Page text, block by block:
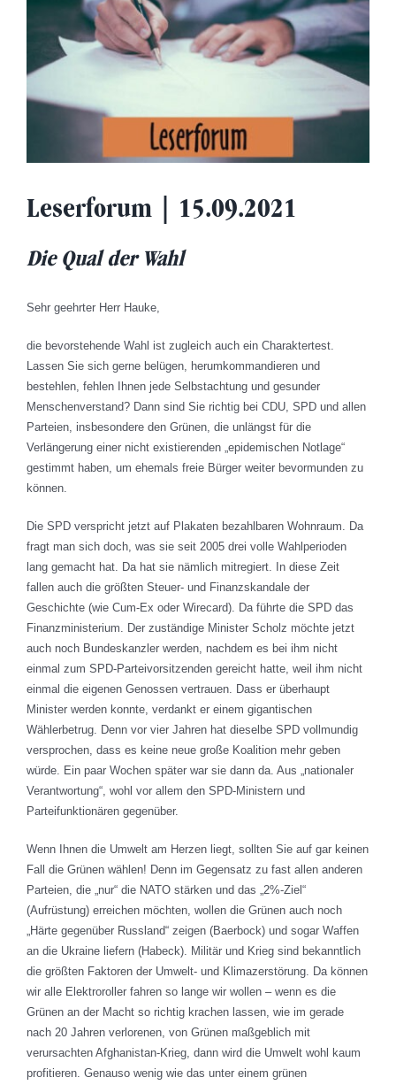
Leserforum | 15.09.2021
Die Qual der Wahl
Sehr geehrter Herr Hauke,
die bevorstehende Wahl ist zugleich auch ein Charaktertest.
Lassen Sie sich gerne belügen, herumkommandieren und
bestehlen, fehlen Ihnen jede Selbstachtung und gesunder
Menschenverstand? Dann sind Sie richtig bei CDU, SPD und allen
Parteien, insbesondere den Grünen, die unlängst für die
Verlängerung einer nicht existierenden „epidemischen Notlage“
gestimmt haben, um ehemals freie Bürger weiter bevormunden zu
können.
Die SPD verspricht jetzt auf Plakaten bezahlbaren Wohnraum. Da
fragt man sich doch, was sie seit 2005 drei volle Wahlperioden
lang gemacht hat. Da hat sie nämlich mitregiert. In diese Zeit
fallen auch die größten Steuer- und Finanzskandale der
Geschichte (wie Cum-Ex oder Wirecard). Da führte die SPD das
Finanzministerium. Der zuständige Minister Scholz möchte jetzt
auch noch Bundeskanzler werden, nachdem es bei ihm nicht
einmal zum SPD-Parteivorsitzenden gereicht hatte, weil ihm nicht
einmal die eigenen Genossen vertrauen. Dass er überhaupt
Minister werden konnte, verdankt er einem gigantischen
Wählerbetrug. Denn vor vier Jahren hat dieselbe SPD vollmundig
versprochen, dass es keine neue große Koalition mehr geben
würde. Ein paar Wochen später war sie dann da. Aus „nationaler
Verantwortung“, wohl vor allem den SPD-Ministern und
Parteifunktionären gegenüber.
Wenn Ihnen die Umwelt am Herzen liegt, sollten Sie auf gar keinen
Fall die Grünen wählen! Denn im Gegensatz zu fast allen anderen
Parteien, die „nur“ die NATO stärken und das „2%-Ziel“
(Aufrüstung) erreichen möchten, wollen die Grünen auch noch
„Härte gegenüber Russland“ zeigen (Baerbock) und sogar Waffen
an die Ukraine liefern (Habeck). Militär und Krieg sind bekanntlich
die größten Faktoren der Umwelt- und Klimazerstörung. Da können
wir alle Elektroroller fahren so lange wir wollen – wenn es die
Grünen an der Macht so richtig krachen lassen, wie im gerade
nach 20 Jahren verlorenen, von Grünen maßgeblich mit
verursachten Afghanistan-Krieg, dann wird die Umwelt wohl kaum
profitieren. Genauso wenig wie das unter einem grünen